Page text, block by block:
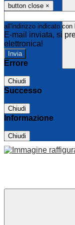
button close ×
all'indirizzo indicato
E-mail inviata, si
elettronica!
Errore
Chiudi
Successo
Chiudi
Informazione
Chiudi